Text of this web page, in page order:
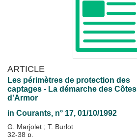
ARTICLE
Les périmètres de protection des
captages - La démarche des Côtes
d'Armor
in Courants, n° 17, 01/10/1992
G. Marjolet ; T. Burlot
32-38 p.